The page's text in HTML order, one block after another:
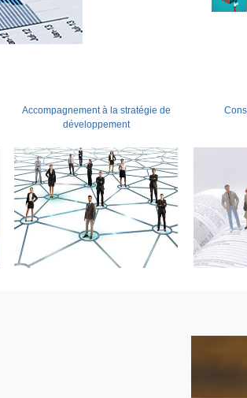
Accompagnement à la stratégie de
développement